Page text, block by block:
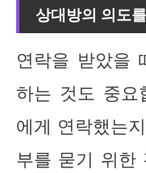
상대방의 의도
연락을 받았을
하는 것도 중요
에게 연락했는
부를 묻기 위한